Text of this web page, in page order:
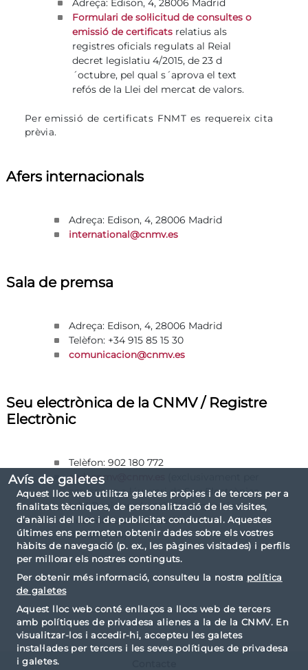
Avís de galetes
Aquest lloc web utilitza galetes pròpies i de tercers per a
finalitats tècniques, de personalització de les visites,
d’anàlisi del lloc i de publicitat conductual. Aquestes
últimes ens permeten obtenir dades sobre els vostres
hàbits de navegació (p. ex., les pàgines visitades) i perfils
per millorar els nostres continguts.
Per obtenir més informació, consulteu la nostra política
de galetes
Aquest lloc web conté enllaços a llocs web de tercers
amb polítiques de privadesa alienes a la de la CNMV. En
visualitzar-los i accedir-hi, accepteu les galetes
instal·lades per tercers i les seves polítiques de privadesa
i galetes.
Adreça: Edison, 4, 28006 Madrid
Formulari de sol·licitud de consultes o
emissió de certificats relatius als
registres oficials regulats al Reial
decret legislatiu 4/2015, de 23 d
´octubre, pel qual s´aprova el text
refós de la Llei del mercat de valors.
Per emissió de certificats FNMT es requereix cita
prèvia.
Afers internacionals
Adreça: Edison, 4, 28006 Madrid
international@cnmv.es
Sala de premsa
Adreça: Edison, 4, 28006 Madrid
Telèfon: +34 915 85 15 30
comunicacion@cnmv.es
Seu electrònica de la CNMV / Registre
Electrònic
Telèfon: 902 180 772
sedecnmv@cnmv.es
assessorar a l´usuari de Seu Electrònica
i del Registre electrònic en qüestions
informàtiques, no per enviar
documents)